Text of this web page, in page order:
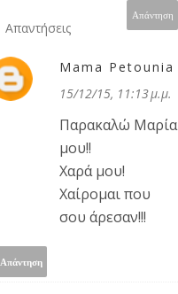
Απάντηση
Απαντήσεις
Mama Petounia
15/12/15, 11:13 μ.μ.
Παρακαλώ Μαρία
μου!!
Χαρά μου!
Χαίρομαι που
σου άρεσαν!!!
Απάντηση